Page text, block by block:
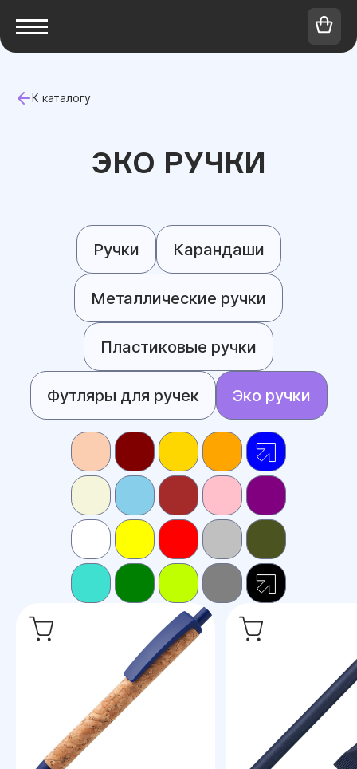
К каталогу
ЭКО РУЧКИ
Ручки Карандаши
Металлические ручки
Пластиковые ручки
Футляры для ручек Эко ручки